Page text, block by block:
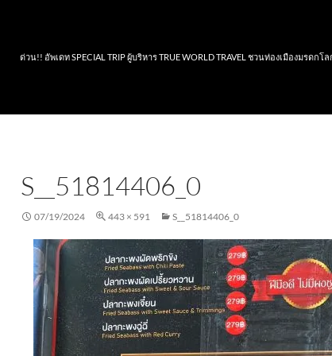
ด่วน!! อัพเดท SPECIAL TRIP ผู้บริหาร TRUE WORLD TRAVEL ชวนท่องเมืองมรดกโล
S__51814406_0
07/19/2024 443 × 591 S__51814406_0